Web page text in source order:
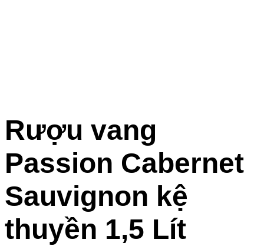
Rượu vang
Passion Cabernet
Sauvignon kệ
thuyền 1,5 Lít